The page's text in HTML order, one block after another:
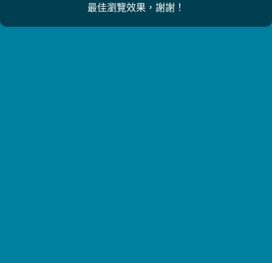
最佳瀏覽效果，謝謝！